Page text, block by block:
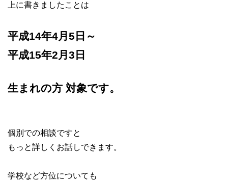
上に書きましたことは
平成14年4月5日～
平成15年2月3日
生まれの方 対象です。
個別での相談ですと
もっと詳しくお話しできます。
学校など方位についても